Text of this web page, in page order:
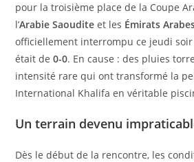
pour la troisième place de la Coupe
l’Arabie Saoudite et les Émirats
officiellement interrompu ce jeudi
était de0-0. En cause : des pluies
intensité rare qui ont transformé la
International Khalifa en véritable
Un terrain devenu
Dès le début de la rencontre, les